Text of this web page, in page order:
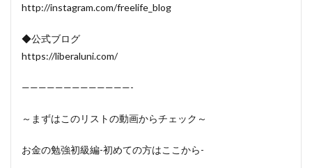
http://instagram.com/freelife_blog
◆公式ブログ
https://liberaluni.com/
—————————————-
～まずはこのリストの動画からチェック～
お金の勉強初級編-初めての方はここから-